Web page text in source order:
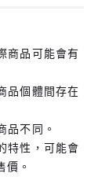
商品可能會有
品個體間存在
品不同。
特性，可能會
價。